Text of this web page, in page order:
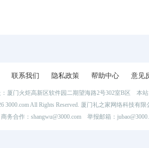
联系我们 隐私政策 帮助中心 意见
厦门火炬高新区软件园二期望海路2号302室B区 本
3000.com All Rights Reserved. 厦门礼之家网络科技
务合作：shangwu@3000.com 举报邮箱：